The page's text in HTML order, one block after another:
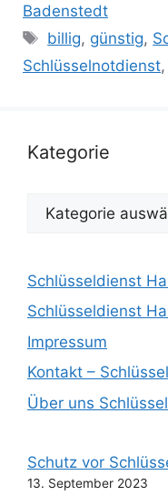
Badenstedt
Schlagwörter
billig, günstig,
Schlüsselnotdienst,
Kategorie
Kategorie
Schlüsseldienst
Schlüsseldienst
Impressum
Kontakt –
Über uns
Schutz vor
13. September 2023